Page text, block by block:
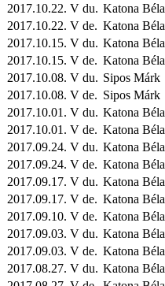
2017.10.22. V du. Katona Béla
2017.10.22. V de. Katona Béla
2017.10.15. V du. Katona Béla
2017.10.15. V de. Katona Béla
2017.10.08. V du. Sipos Márk
2017.10.08. V de. Sipos Márk
2017.10.01. V du. Katona Béla
2017.10.01. V de. Katona Béla
2017.09.24. V du. Katona Béla
2017.09.24. V de. Katona Béla
2017.09.17. V du. Katona Béla
2017.09.17. V de. Katona Béla
2017.09.10. V de. Katona Béla
2017.09.03. V du. Katona Béla
2017.09.03. V de. Katona Béla
2017.08.27. V du. Katona Béla